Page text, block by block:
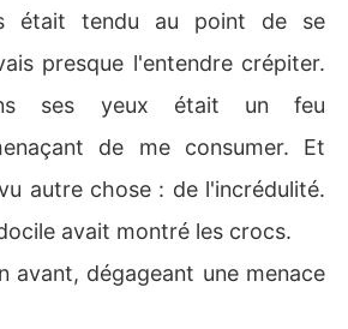
était tendu au point de se
presque l'entendre crépiter.
ses yeux était un feu
de me consumer. Et
autre chose : de l'incrédulité.
avait montré les crocs.
avant, dégageant une menace